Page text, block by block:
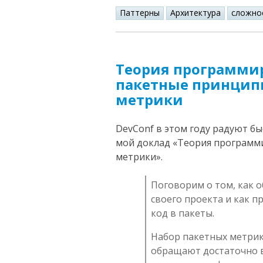
Паттерны Архитектура
Теория
пакетные
метрики
DevConf в этом году радуют
мой доклад «Теория
метрики».
Поговорим о том, как
своего проекта и как
код в пакеты.
Набор пакетных
обращают достаточно